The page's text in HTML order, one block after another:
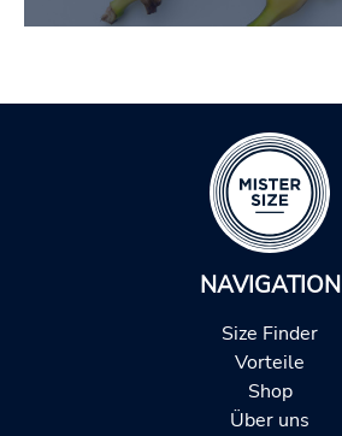
NAVIGATION
Size Finder
Vorteile
Shop
Über uns